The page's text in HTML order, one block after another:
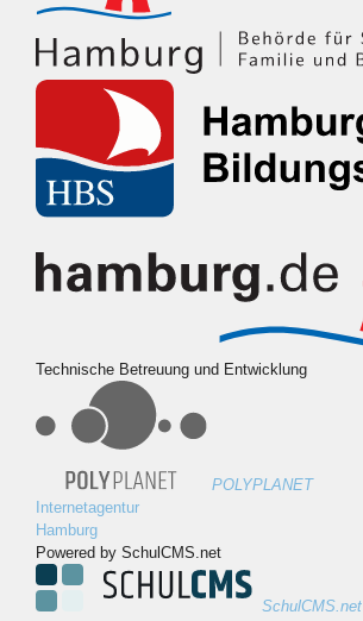
Technische Betreuung und Entwicklung
POLYPLANET
Internetagentur
Hamburg
Powered by SchulCMS.net
SchulCMS.net